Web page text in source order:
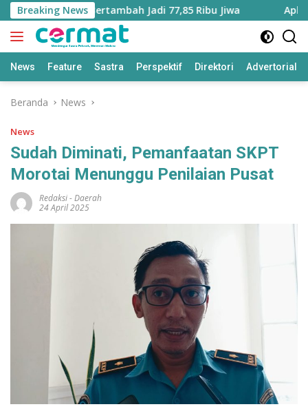
Langsung
ke
konten
Breaking News
Utara Bertambah Jadi 77,85 Ribu Jiwa
News Feature Sastra Perspektif Direktori Advertorial
Beranda News
News
Sudah Diminati, Pemanfaatan SKPT
Morotai Menunggu Penilaian Pusat
Redaksi-Daerah
24 April 2025